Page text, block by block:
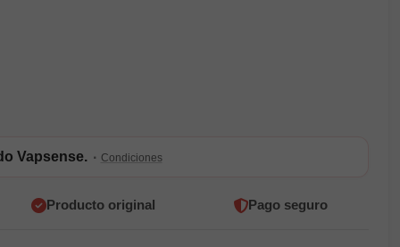
Vapsense. · Condiciones
Producto original Pago seguro